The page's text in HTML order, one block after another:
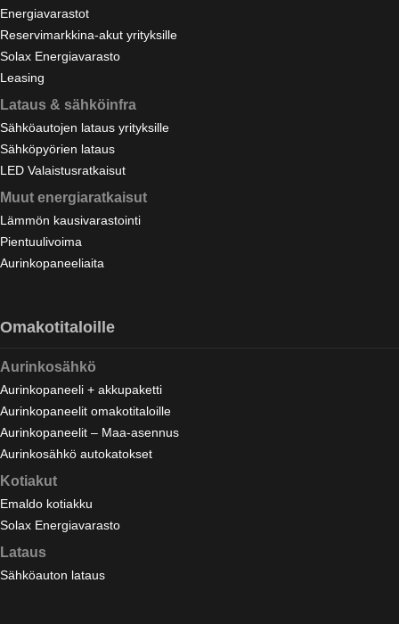
Energiavarastot
Reservimarkkina-akut yrityksille
Solax Energiavarasto
Leasing
Lataus & sähköinfra
Sähköautojen lataus yrityksille
Sähköpyörien lataus
LED Valaistusratkaisut
Muut energiaratkaisut
Lämmön kausivarastointi
Pientuulivoima
Aurinkopaneeliaita
Omakotitaloille
Aurinkosähkö
Aurinkopaneeli + akkupaketti
Aurinkopaneelit omakotitaloille
Aurinkopaneelit – Maa-asennus
Aurinkosähkö autokatokset
Kotiakut
Emaldo kotiakku
Solax Energiavarasto
Lataus
Sähköauton lataus